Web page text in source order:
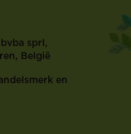
sprl,
België
en